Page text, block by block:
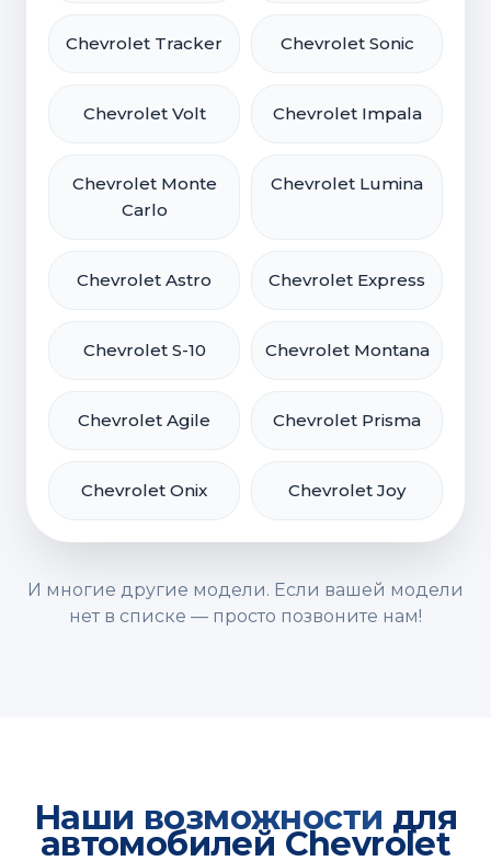
Chevrolet Tracker Chevrolet Sonic
Chevrolet Volt Chevrolet Impala
Chevrolet Monte
Carlo
Chevrolet Lumina
Chevrolet Astro Chevrolet Express
Chevrolet S-10 Chevrolet Montana
Chevrolet Agile Chevrolet Prisma
Chevrolet Onix Chevrolet Joy
И многие другие модели. Если вашей модели
нет в списке — просто позвоните нам!
Наши возможности для
автомобилей Chevrolet